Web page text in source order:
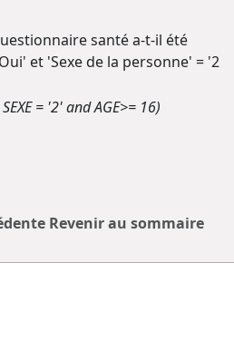
santé a-t-il été
et 'Sexe de la personne' = '2
= '2' and AGE>= 16)
Revenir au sommaire